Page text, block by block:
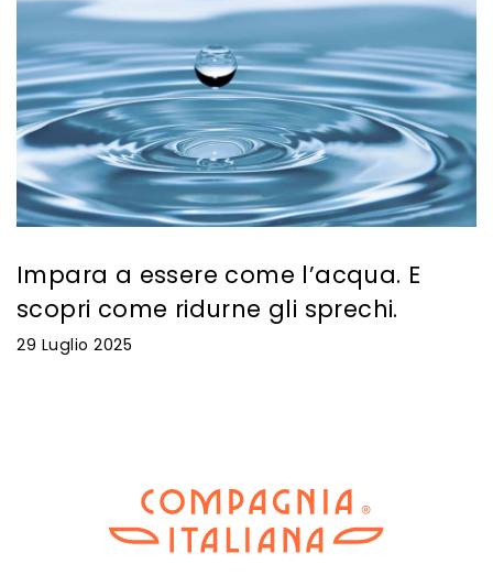
Impara a essere come l’acqua. E
scopri come ridurne gli sprechi.
29 Luglio 2025